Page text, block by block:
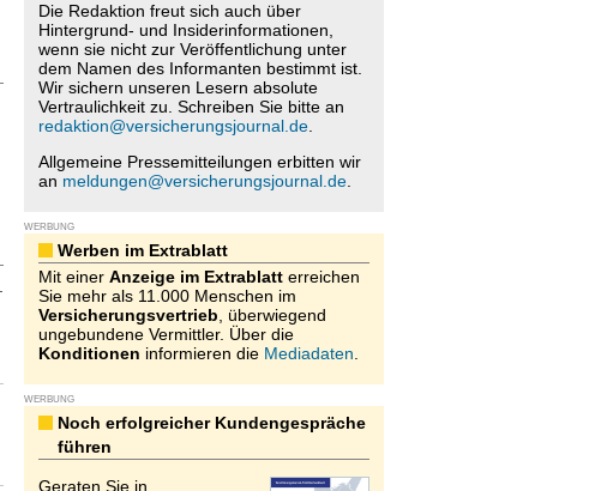
Die Redaktion freut sich auch über
Hintergrund- und Insiderinformationen,
wenn sie nicht zur Veröffentlichung unter
dem Namen des Informanten bestimmt ist.
Wir sichern unseren Lesern absolute
Vertraulichkeit zu. Schreiben Sie bitte an
redaktion@versicherungsjournal.de.
Allgemeine Pressemitteilungen erbitten wir
an meldungen@versicherungsjournal.de.
WERBUNG
Werben im Extrablatt
Mit einer Anzeige im Extrablatterreichen
Sie mehr als 11.000 Menschen im
Versicherungsvertrieb , überwiegend
ungebundene Vermittler. Über die
Konditionen informieren die Mediadaten
WERBUNG
Noch erfolgreicher Kundengespräche
führen
Geraten Sie in